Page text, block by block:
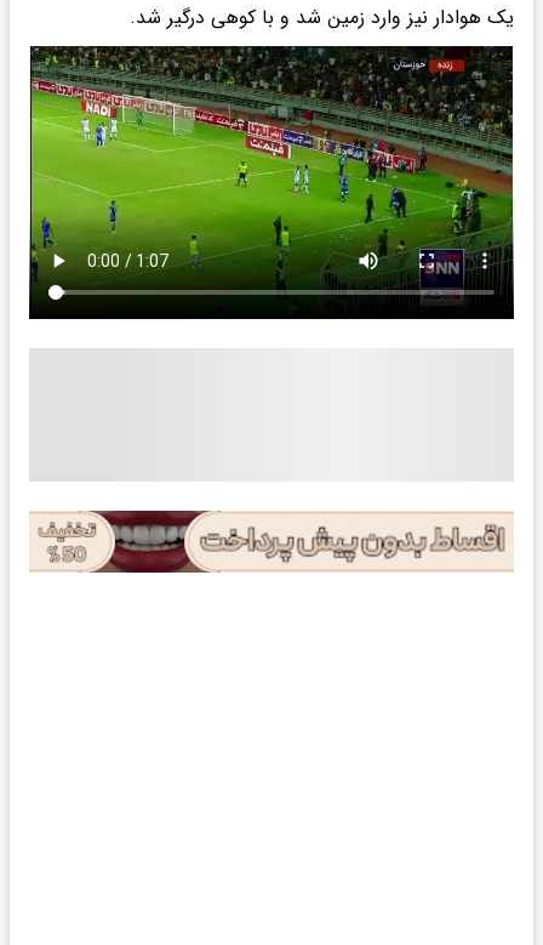
یک هوادار نیز وارد زمین شد و با کوهی درگیر شد.